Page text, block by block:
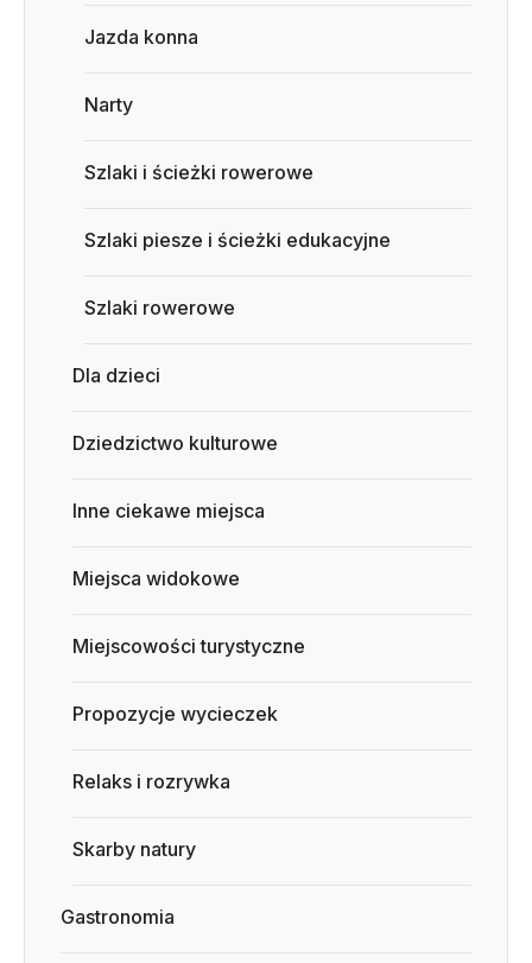
Jazda konna
Narty
Szlaki i ścieżki rowerowe
Szlaki piesze i ścieżki edukacyjne
Szlaki rowerowe
Dla dzieci
Dziedzictwo kulturowe
Inne ciekawe miejsca
Miejsca widokowe
Miejscowości turystyczne
Propozycje wycieczek
Relaks i rozrywka
Skarby natury
Gastronomia